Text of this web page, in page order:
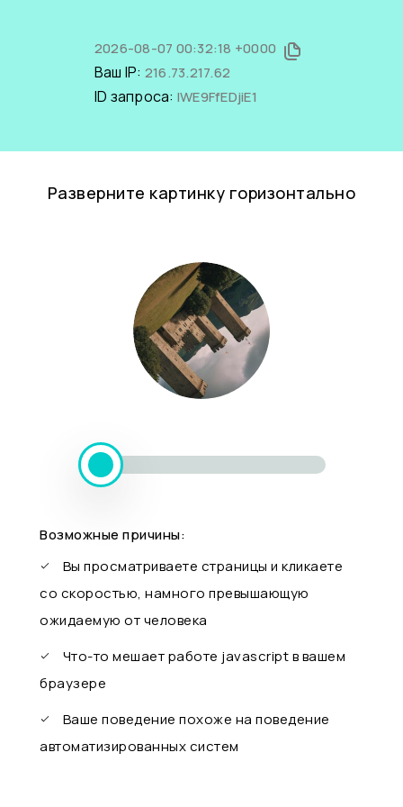
2026-08-07 00:32:18 +0000
Ваш IP: 216.73.217.62
ID запроса: IWE9FfEDjiE1
Разверните картинку горизонтально
Возможные причины:
Вы просматриваете страницы и кликаете
со скоростью, намного превышающую
ожидаемую от человека
Что-то мешает работе javascript в вашем
браузере
Ваше поведение похоже на поведение
автоматизированных систем